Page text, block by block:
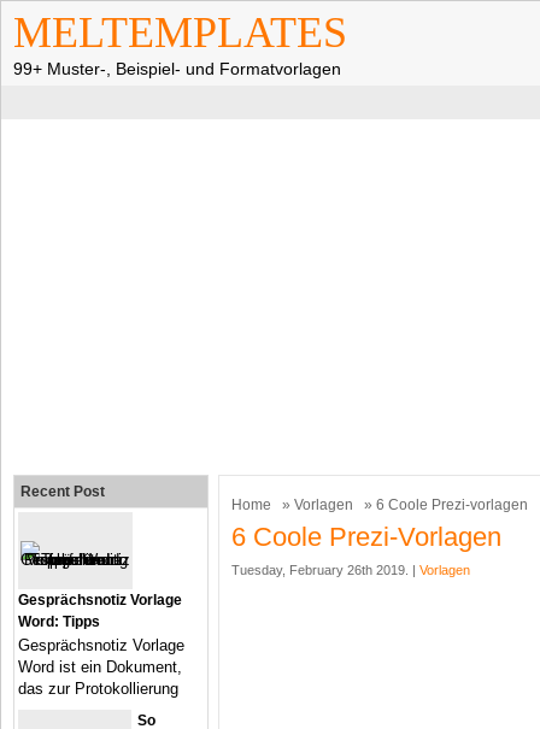
MELTEMPLATES
99+ Muster-, Beispiel- und Formatvorlagen
Home » Vorlagen » 6 Coole Prezi-vorlagen
6 Coole Prezi-Vorlagen
Tuesday, February 26th 2019. | Vorlagen
Recent Post
Gesprächsnotiz Vorlage
Word: Tipps
Gesprächsnotiz Vorlage
Word ist ein Dokument,
das zur Protokollierung
So